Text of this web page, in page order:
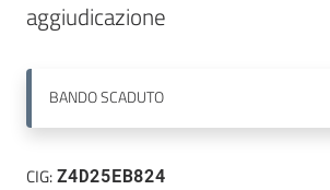
BANDOSCADUTO
CIG:Z4D25EB824